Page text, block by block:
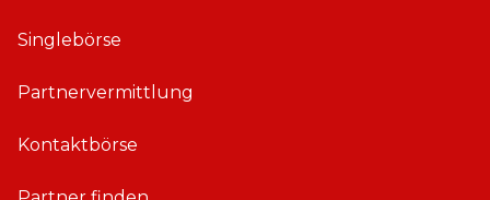
Singlebörse
Partnervermittlung
Kontaktbörse